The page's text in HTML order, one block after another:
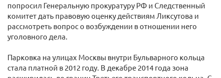
попросил Генеральную прокуратуру РФ и Следственный
комитет дать правовую оценку действиям Ликсутова и
рассмотреть вопрос о возбуждении в отношении него
уголовного дела.
Парковка на улицах Москвы внутри Бульварного кольца
стала платной в 2012 году. В декабре 2014 года зона